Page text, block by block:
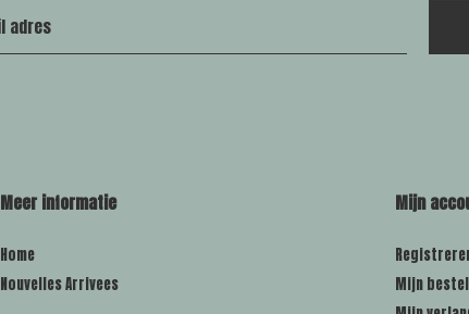
Meer informatie
Home
Nouvelles Arrivees
Mijn
Mijn